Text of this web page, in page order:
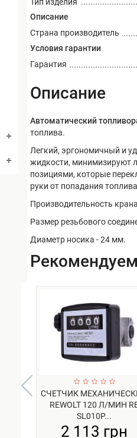
Описание
Страна производитель
Условия гарантии
Гарантия
Описание
Автоматический
топлива.
Легкий, эргономичный и
жидкости, минимизируют
позициями, которые
руки от попадания
Производительность
Размер резьбового
Диаметр носика - 24 мм.
СЧЕТЧИК
REWOLT 120 Л/МИН
SL010P...
2 113 грн